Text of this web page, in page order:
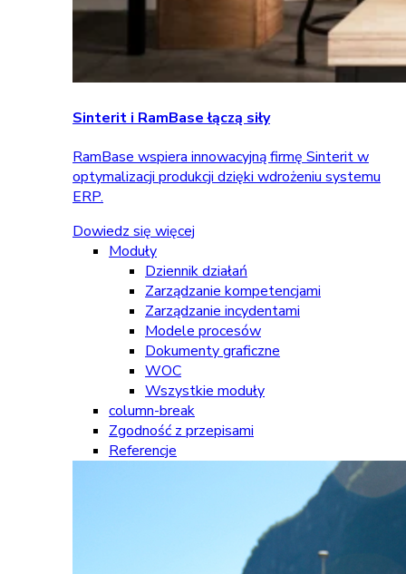
Sinterit i RamBase łączą siły
RamBase wspiera innowacyjną firmę Sinterit w
optymalizacji produkcji dzięki wdrożeniu systemu
ERP.
Dowiedz się więcej
Moduły
Dziennik działań
Zarządzanie kompetencjami
Zarządzanie incydentami
Modele procesów
Dokumenty graficzne
WOC
Wszystkie moduły
column-break
Zgodność z przepisami
Referencje